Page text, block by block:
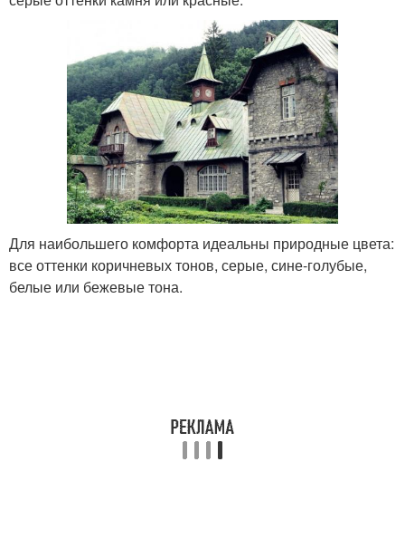
Для наибольшего комфорта идеальны природные цвета:
все оттенки коричневых тонов, серые, сине-голубые,
белые или бежевые тона.